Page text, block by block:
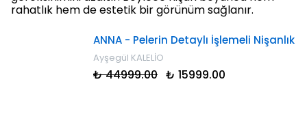
rahatlık hem de estetik bir görünüm sağlanır.
ANNA - Pelerin Detaylı İşlemeli Nişanlık
Ayşegül KALELİO
₺ 44999.00 ₺ 15999.00